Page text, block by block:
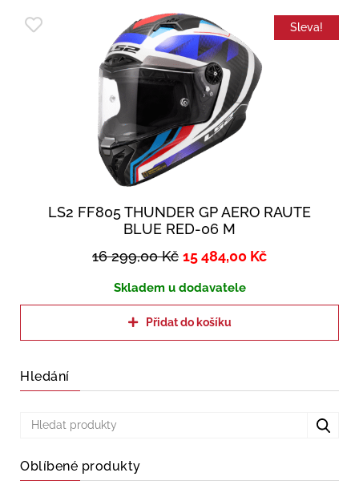
Sleva!
LS2 FF805 THUNDER GP AERO RAUTE
BLUE RED-06 M
16 299,00Kč 15 484,00 Kč
Skladem u dodavatele
Přidat do košíku
Hledání
Oblíbené produkty